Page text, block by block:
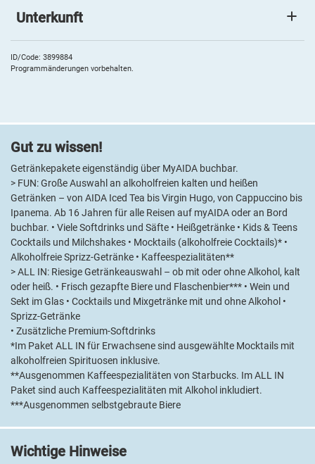
Unterkunft
Kommen Sie an Bord von
Vielfalt: Genießen Sie kulinarische Köstlichkeiten in 14
Ruheoasen verwöhnen und fiebern Sie mit bei den
Ihr Ort für Abenteuer, Entspannung und unvergessliche Momente
– fernab vom Alltag.
© AIDA
ID/Code: 3899884
Programmänderungen vorbehalten.
Wichtige Hinweise
Gut zu wissen!
Getränkepakete eigenständig über MyAIDA buchbar.
> FUN: Große Auswahl an alkoholfreien kalten und heißen
Getränken – von AIDA Iced Tea bis Virgin Hugo, von Cappuccino bis
Ipanema. Ab 16 Jahren für alle Reisen auf myAIDA oder an Bord
buchbar. • Viele Softdrinks und Säfte • Heißgetränke • Kids & Teens
Cocktails und Milchshakes • Mocktails (alkoholfreie Cocktails)* •
Alkoholfreie Sprizz-Getränke • Kaffeespezialitäten**
> ALL IN: Riesige Getränkeauswahl – ob mit oder ohne Alkohol, kalt
oder heiß. • Frisch gezapfte Biere und Flaschenbier*** • Wein und
Sekt im Glas • Cocktails und Mixgetränke mit und ohne Alkohol •
Sprizz-Getränke
• Zusätzliche Premium-Softdrinks
*Im Paket ALL IN für Erwachsene sind ausgewählte Mocktails mit
alkoholfreien Spirituosen inklusive.
**Ausgenommen Kaffeespezialitäten von Starbucks. Im ALL IN
Paket sind auch Kaffeespezialitäten mit Alkohol inkludiert.
***Ausgenommen selbstgebraute Biere